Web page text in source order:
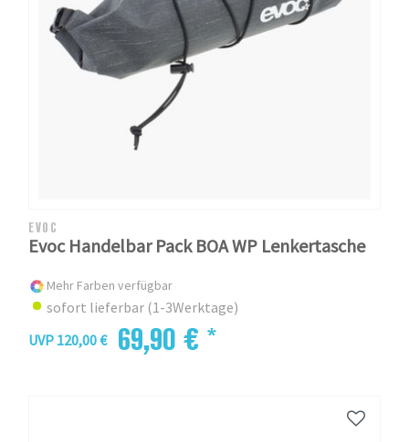
EVOC
Evoc Handelbar Pack BOA WP Lenkertasche
Mehr Farben verfügbar
sofort lieferbar (1-3Werktage)
UVP 120,00 €
69,90 € *